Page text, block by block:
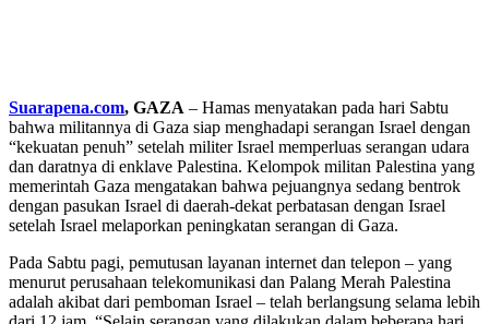
Suarapena.com, GAZA – Hamas menyatakan pada hari Sabtu
bahwa militannya di Gaza siap menghadapi serangan Israel dengan
“kekuatan penuh” setelah militer Israel memperluas serangan udara
dan daratnya di enklave Palestina. Kelompok militan Palestina yang
memerintah Gaza mengatakan bahwa pejuangnya sedang bentrok
dengan pasukan Israel di daerah-dekat perbatasan dengan Israel
setelah Israel melaporkan peningkatan serangan di Gaza.
Pada Sabtu pagi, pemutusan layanan internet dan telepon – yang
menurut perusahaan telekomunikasi dan Palang Merah Palestina
adalah akibat dari pemboman Israel – telah berlangsung selama lebih